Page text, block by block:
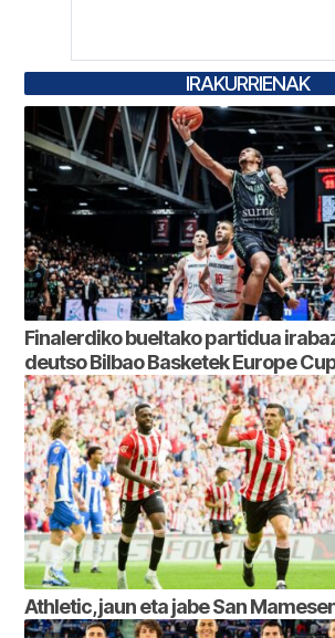
IRAKURRIENAK
Finalerdiko bueltako partidua
deutso Bilbao Basketek Europe
Athletic, jaun eta jabe San